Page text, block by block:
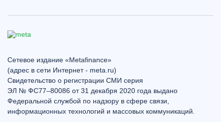
Сетевое издание «Metafinance»
(адрес в сети Интернет - meta.ru)
Свидетельство о регистрации СМИ серия
ЭЛ № ФС77–80086 от 31 декабря 2020 года выдано
Федеральной службой по надзору в сфере связи,
информационных технологий и массовых коммуникаций.